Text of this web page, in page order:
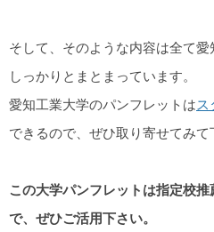
そして、そのような内容は全て
しっかりとまとまっています。
愛知工業大学のパンフレットはス
できるので、ぜひ取り寄せてみて
この大学パンフレットは指定校
で、ぜひご活用下さい。